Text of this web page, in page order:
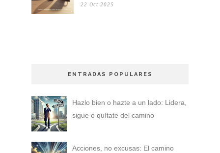
22 Oct 2025
ENTRADAS POPULARES
Hazlo bien o hazte a un lado: Lidera,
sigue o quítate del camino
Acciones, no excusas: El camino